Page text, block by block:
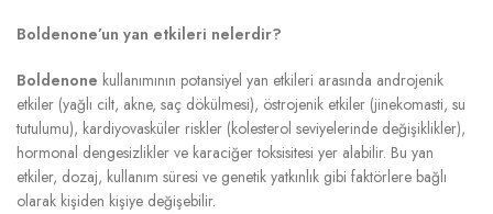
Boldenone’un yan etkileri nelerdir?
Boldenone kullanımının potansiyel yan etkileri arasında androjenik
etkiler (yağlı cilt, akne, saç dökülmesi), östrojenik etkiler (jinekomasti, su
tutulumu), kardiyovasküler riskler (kolesterol seviyelerinde değişiklikler),
hormonal dengesizlikler ve karaciğer toksisitesi yer alabilir. Bu yan
etkiler, dozaj, kullanım süresi ve genetik yatkınlık gibi faktörlere bağlı
olarak kişiden kişiye değişebilir.